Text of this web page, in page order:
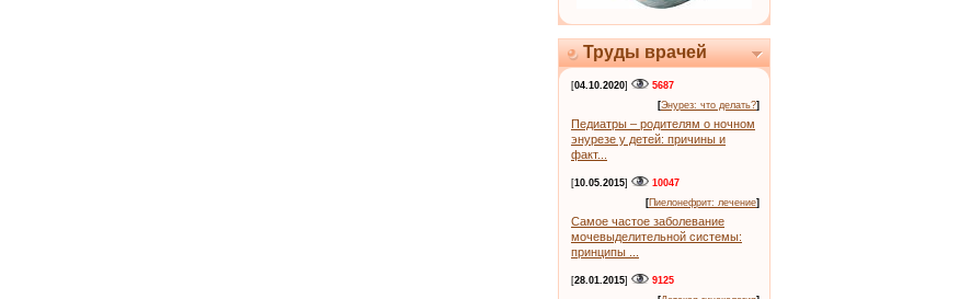
Труды врачей
[04.10.2020]
5687
[Энурез: что делать?]
Педиатры – родителям о ночном
энурезе у детей: причины и
факт...
[10.05.2015]
10047
[Пиелонефрит: лечение]
Самое частое заболевание
мочевыделительной системы:
принципы ...
[28.01.2015]
9125